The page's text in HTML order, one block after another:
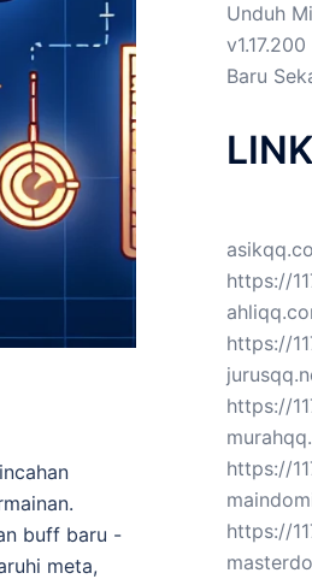
buff baru -
meta,
Unduh
Baru
https://
https://
https://
https://
https://